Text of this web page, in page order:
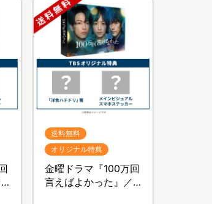
送料無料
オリジナル特典
金曜ドラマ『100万回
言えばよかった』／